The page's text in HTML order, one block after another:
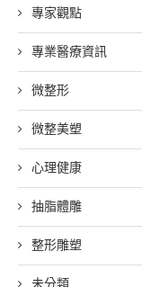
專家觀點
專業醫療資訊
微整形
微整美塑
心理健康
抽脂體雕
整形雕塑
未分類